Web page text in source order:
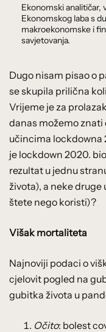
Ekonomski analitičar,
Ekonomskog laba s
makroekonomske i
savjetovanja.
Dugo nisam pisao o
se skupila prilična
Vrijeme je za
danas možemo
učincima lockdowna
je lockdown 2020.
rezultat u jednu
života), a neke druge
štete nego koristi)?
Višak mortaliteta
Najnoviji podaci o
cjelovit pogled na
gubitka života u
Očito: bolest